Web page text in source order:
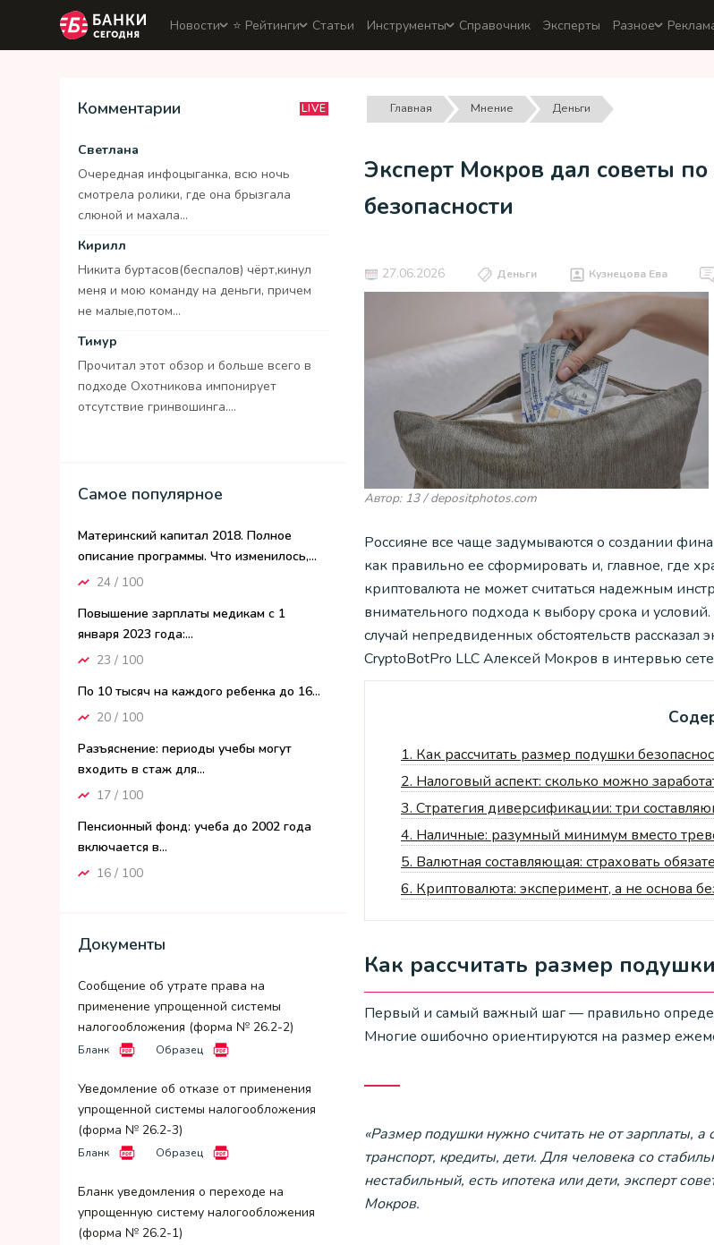
Новости ⭐️ Рейтинги Статьи Инструменты Справочник Эксперты Разное
Комментарии LIVE
Светлана
Очередная инфоцыганка, всю ночь
смотрела ролики, где она брызгала
слюной и махала...
Кирилл
Никита буртасов(беспалов) чёрт,кинул
меня и мою команду на деньги, причем
не малые,потом...
Тимур
Прочитал этот обзор и больше всего в
подходе Охотникова импонирует
отсутствие гринвошинга....
Самое популярное
Материнский капитал 2018. Полное
описание программы. Что изменилось,...
24 / 100
Повышение зарплаты медикам с 1
января 2023 года:...
23 / 100
По 10 тысяч на каждого ребенка до 16...
20 / 100
Разъяснение: периоды учебы могут
входить в стаж для...
17 / 100
Пенсионный фонд: учеба до 2002 года
включается в...
16 / 100
Документы
Сообщение об утрате права на
применение упрощенной системы
налогообложения (форма № 26.2-2)
Бланк Образец
Уведомление об отказе от применения
упрощенной системы налогообложения
(форма № 26.2-3)
Бланк Образец
Бланк уведомления о переходе на
упрощенную систему налогообложения
(форма № 26.2-1)
Главная Мнение Деньги
Эксперт Мокров дал советы
безопасности
27.06.2026 Деньги Кузнецова Ева
Автор: 13 / depositphotos.com
Россияне все чаще задумываются о создании
как правильно ее сформировать и, главное, где
криптовалюта не может считаться надежным
внимательного подхода к выбору срока и
случай непредвиденных обстоятельств
CryptoBotPro LLC Алексей Мокров в интервью
1. Как рассчитать размер подушки
2. Налоговый аспект: сколько можно
3. Стратегия диверсификации: три
4. Наличные: разумный минимум вместо
5. Валютная составляющая: страховать
6. Криптовалюта: эксперимент, а не основа
Как рассчитать размер
Первый и самый важный шаг — правильно
Многие ошибочно ориентируются на размер
«Размер подушки нужно считать не от зарплаты,
транспорт, кредиты, дети. Для человека со
нестабильный, есть ипотека или дети, эксперт
Мокров.